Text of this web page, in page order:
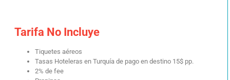
Tarifa No Incluye
Tiquetes aéreos
Tasas Hoteleras en Turquía de pago en destino 15$ pp.
2% de fee